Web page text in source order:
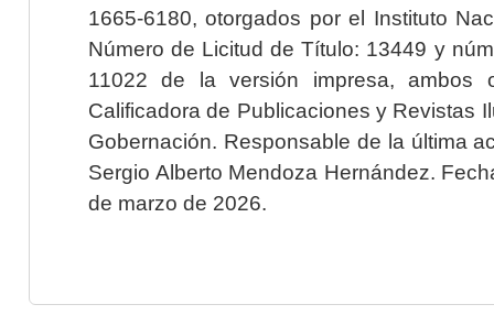
1665-6180, otorgados por el Instituto
Número de Licitud de Título: 13449 y
11022 de la versión impresa, ambos
Calificadora de Publicaciones y Revistas
Gobernación. Responsable de la última
Sergio Alberto Mendoza Hernández.
de marzo de 2026.